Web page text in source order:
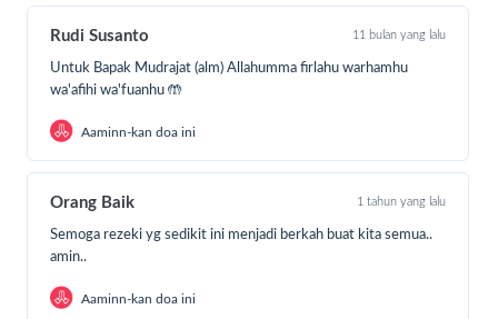
Rudi Susanto 11 bulan yang lalu
Untuk Bapak Mudrajat (alm) Allahumma firlahu warhamhu
wa'afihi wa'fuanhu 🤲
Aaminn-kan doa ini
Orang Baik 1 tahun yang lalu
Semoga rezeki yg sedikit ini menjadi berkah buat kita semua..
amin..
Aaminn-kan doa ini